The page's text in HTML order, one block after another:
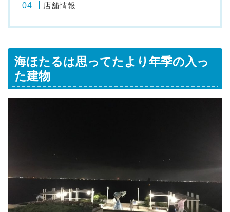
店舗情報
海ほたるは思ってたより年季の入っ
た建物